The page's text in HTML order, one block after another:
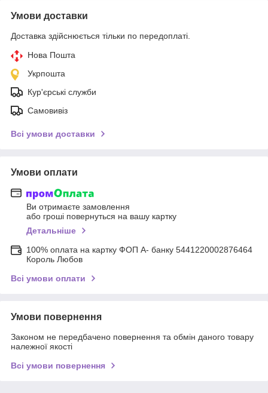
Умови доставки
Доставка здійснюється тільки по передоплаті.
Нова Пошта
Укрпошта
Кур'єрські служби
Самовивіз
Всі умови доставки
Умови оплати
Ви отримаєте замовлення
або гроші повернуться на вашу картку
Детальніше
100% оплата на картку ФОП А- банку 5441220002876464
Король Любов
Всі умови оплати
Умови повернення
Законом не передбачено повернення та обмін даного товару
належної якості
Всі умови повернення